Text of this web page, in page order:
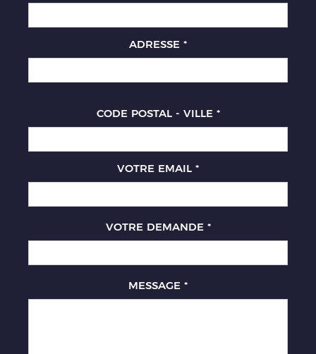
ADRESSE *
CODE POSTAL - VILLE *
VOTRE EMAIL *
VOTRE DEMANDE *
MESSAGE *